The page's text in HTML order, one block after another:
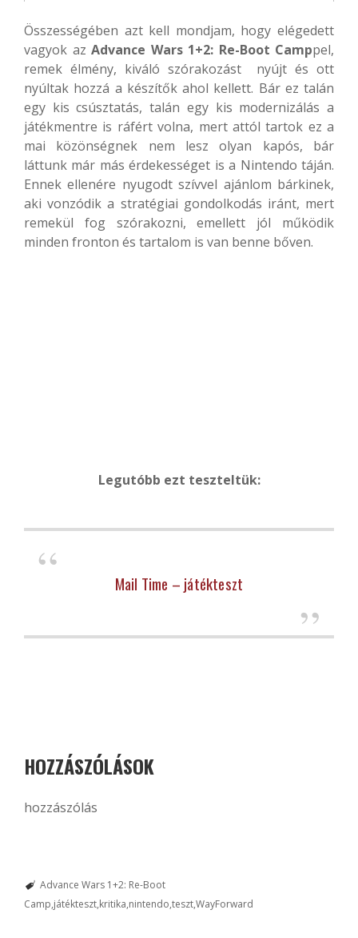
Összességében azt kell mondjam, hogy elégedett
vagyok az Advance Wars 1+2: Re-Boot Camppel,
remek élmény, kiváló szórakozást nyújt és ott
nyúltak hozzá a készítők ahol kellett. Bár ez talán
egy kis csúsztatás, talán egy kis modernizálás a
játékmentre is ráfért volna, mert attól tartok ez a
mai közönségnek nem lesz olyan kapós, bár
láttunk már más érdekességet is a Nintendo táján.
Ennek ellenére nyugodt szívvel ajánlom bárkinek,
aki vonzódik a stratégiai gondolkodás iránt, mert
remekül fog szórakozni, emellett jól működik
minden fronton és tartalom is van benne bőven.
Legutóbb ezt teszteltük:
Mail Time – játékteszt
HOZZÁSZÓLÁSOK
hozzászólás
Advance Wars 1+2: Re-Boot
Camp játékteszt kritika nintendo tesztWayForward